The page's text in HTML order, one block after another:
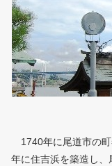
1740年に尾道市の町
年に住吉浜を築造し